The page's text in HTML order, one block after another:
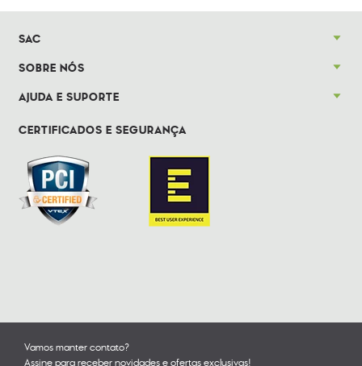
SAC
SOBRE NÓS
AJUDA E SUPORTE
CERTIFICADOS E SEGURANÇA
Vamos manter contato?